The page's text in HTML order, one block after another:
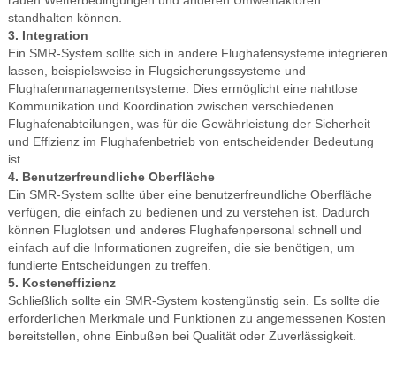
standhalten können.
3. Integration
Ein SMR-System sollte sich in andere Flughafensysteme integrieren
lassen, beispielsweise in Flugsicherungssysteme und
Flughafenmanagementsysteme. Dies ermöglicht eine nahtlose
Kommunikation und Koordination zwischen verschiedenen
Flughafenabteilungen, was für die Gewährleistung der Sicherheit
und Effizienz im Flughafenbetrieb von entscheidender Bedeutung
ist.
4. Benutzerfreundliche Oberfläche
Ein SMR-System sollte über eine benutzerfreundliche Oberfläche
verfügen, die einfach zu bedienen und zu verstehen ist. Dadurch
können Fluglotsen und anderes Flughafenpersonal schnell und
einfach auf die Informationen zugreifen, die sie benötigen, um
fundierte Entscheidungen zu treffen.
5. Kosteneffizienz
Schließlich sollte ein SMR-System kostengünstig sein. Es sollte die
erforderlichen Merkmale und Funktionen zu angemessenen Kosten
bereitstellen, ohne Einbußen bei Qualität oder Zuverlässigkeit.